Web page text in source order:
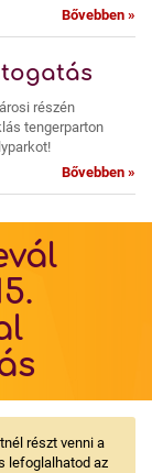
Bővebben »
részén
tengerparton
Bővebben »
részt venni a
lefoglalhatod az